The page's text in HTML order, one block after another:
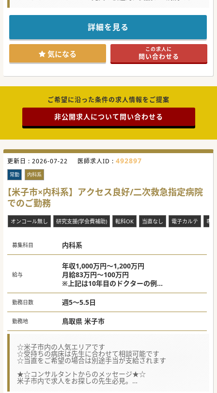
詳細を見る
気になる この求人に
問い合わせる
ご希望に沿った条件の求人情報をご提案
非公開求人について問い合わせる
更新日 : 2026-07-22 医師求人ID : 492897
常勤 内科系
【米子市×内科系】アクセス良好/二次救急指定病院
でのご勤務
オンコール無し 研究支援(学会費補助) 転科OK 当直なし 電子カルテ 専
募集科目 内科系
給与
年収1,000万円～1,200万円
月給83万円～100万円
※上記は10年目のドクターの例
経験年数、スキル等により上記以外も可
※当直手当別途支給
勤務日数 週5～5.5日
勤務地 鳥取県 米子市
☆米子市内の人気エリアです
☆受持ちの病床は先生に合わせて相談可能です
☆当直をご希望の場合は別途手当が支給されます
★☆コンサルタントからのメッセージ★☆
米子市内で求人をお探しの先生必見。
条件面の相談は可能ですのでまずはお気軽にお問合せくださ